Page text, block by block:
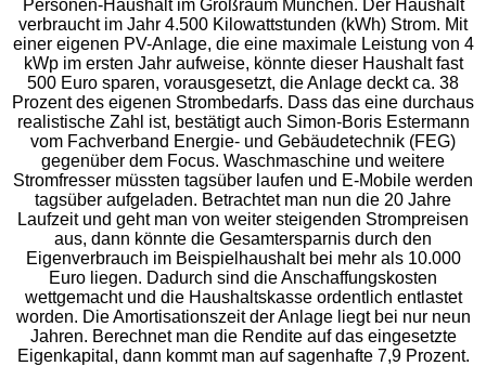
Personen-Haushalt im Großraum München. Der Haushalt
verbraucht im Jahr 4.500 Kilowattstunden (kWh) Strom. Mit
einer eigenen PV-Anlage, die eine maximale Leistung von 4
kWp im ersten Jahr aufweise, könnte dieser Haushalt fast
500 Euro sparen, vorausgesetzt, die Anlage deckt ca. 38
Prozent des eigenen Strombedarfs. Dass das eine durchaus
realistische Zahl ist, bestätigt auch Simon-Boris Estermann
vom Fachverband Energie- und Gebäudetechnik (FEG)
gegenüber dem Focus. Waschmaschine und weitere
Stromfresser müssten tagsüber laufen und E-Mobile werden
tagsüber aufgeladen. Betrachtet man nun die 20 Jahre
Laufzeit und geht man von weiter steigenden Strompreisen
aus, dann könnte die Gesamtersparnis durch den
Eigenverbrauch im Beispielhaushalt bei mehr als 10.000
Euro liegen. Dadurch sind die Anschaffungskosten
wettgemacht und die Haushaltskasse ordentlich entlastet
worden. Die Amortisationszeit der Anlage liegt bei nur neun
Jahren. Berechnet man die Rendite auf das eingesetzte
Eigenkapital, dann kommt man auf sagenhafte 7,9 Prozent.